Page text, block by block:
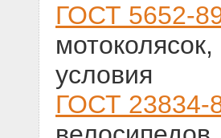
ГОСТ 5652-
условия
ГОСТ 23834-